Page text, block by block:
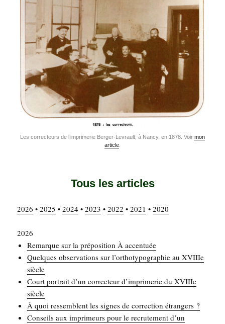
Les cor­rec­teurs de l’im­pri­me­rie Ber­ger-Levrault, à Nan­cy, en 1878. Voir mon
article.
Tous les articles
2026 •2025 •2024 •2023 •2022 •2021 •2020
2026
Remarque sur la pré­po­si­tion À accentuée
Quelques obser­va­tions sur l’orthotypographie au XVIIIe
siècle
Court por­trait d’un cor­rec­teur d’imprimerie du XVIIIe
siècle
À quoi res­semblent les signes de cor­rec­tion étrangers ?
Conseils aux impri­meurs pour le recru­te­ment d’un